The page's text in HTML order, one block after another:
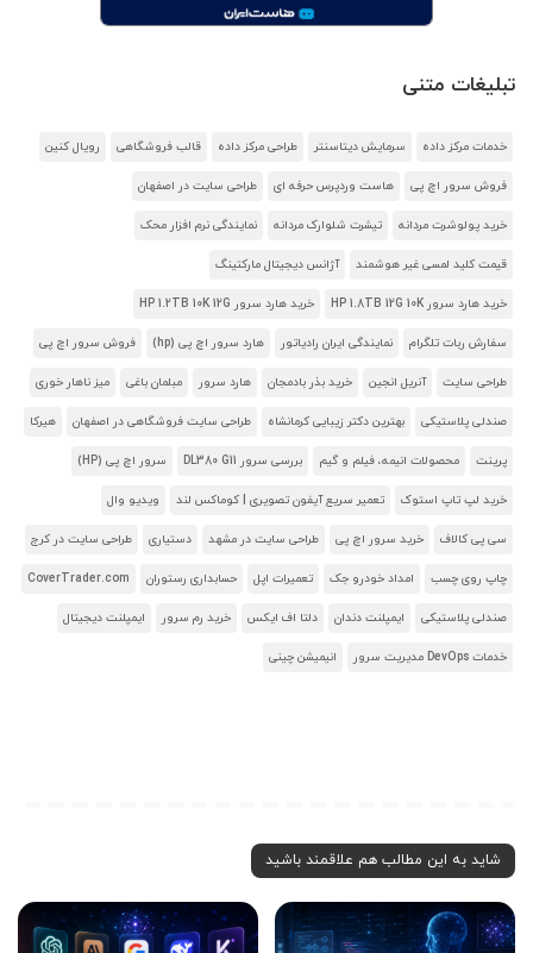
تبلیغات متنی
خدمات مرکز داده سرمایش دیتاسنتر طراحی مرکز داده قالب فروشگاهی رویال کنین
فروش سرور اچ پی هاست وردپرس حرفه ای طراحی سایت در اصفهان
خرید پولوشرت مردانه تیشرت شلوارک مردانه نمایندگی نرم افزار محک
قیمت کلید لمسی غیر هوشمند آژانس دیجیتال مارکتینگ
خرید هارد سرور HP 1.8TB 12G 10K خرید هارد سرور HP 1.2TB 10K 12G
سفارش ربات تلگرام نمایندگی ایران رادیاتور هارد سرور اچ پی (hp) فروش سرور اچ پی
طراحی سایت آنریل انجین خرید بذر بادمجان هارد سرور مبلمان باغی میز ناهار خوری
صندلی پلاستیکی بهترین دکتر زیبایی کرمانشاه طراحی سایت فروشگاهی در اصفهان هیرکا
پرینت محصولات انیمه، فیلم و گیم بررسی سرور DL380 G11 سرور اچ پی (HP)
خرید لپ تاپ استوک تعمیر سریع آیفون تصویری | کوماکس لند ویدیو وال
سی پی کالاف خرید سرور اچ پی طراحی سایت در مشهد دستیاری طراحی سایت در کرج
چاپ روی چسب امداد خودرو جک تعمیرات اپل حسابداری رستوران CoverTrader.com
صندلی پلاستیکی ایمپلنت دندان دلتا اف ایکس خرید رم سرور ایمپلنت دیجیتال
خدمات DevOps مدیریت سرور انیمیشن چینی
شاید به این مطالب هم علاقمند باشید